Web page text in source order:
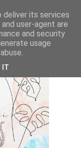
deliver its services
user-agent are
and security
usage
IT